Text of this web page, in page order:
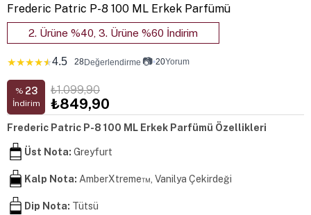
Frederic Patric P-8 100 ML Erkek Parfümü
2. Ürüne %40, 3. Ürüne %60 İndirim
★★★★★4.5 28Değerlendirme 📷•20Yorum
% 23
İndirim
₺1.099,90
₺849,90
Frederic Patric P-8 100 ML Erkek Parfümü Özellikleri
Üst Nota: Greyfurt
Kalp Nota: AmberXtreme™, Vanilya Çekirdeği
Dip Nota: Tütsü